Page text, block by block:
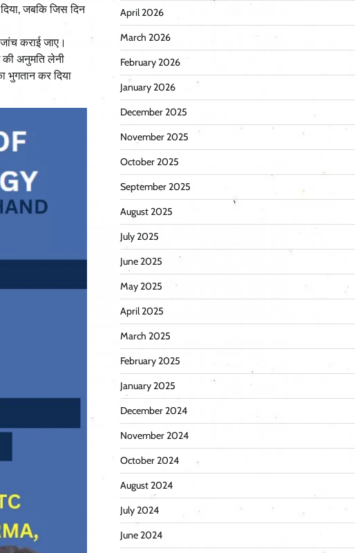
जबकि जिस दिन
कराई जाए।
की अनुमति लेनी
भुगतान कर दिया
April 2026
March 2026
February 2026
January 2026
December 2025
November 2025
October 2025
September 2025
August 2025
July 2025
June 2025
May 2025
April 2025
March 2025
February 2025
January 2025
December 2024
November 2024
October 2024
August 2024
July 2024
June 2024